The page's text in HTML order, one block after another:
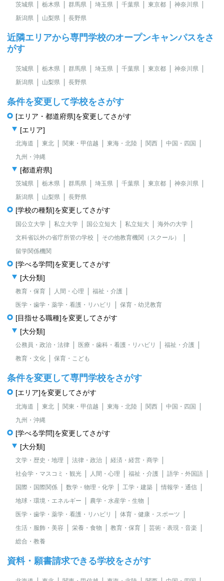
茨城県 栃木県 群馬県 埼玉県 千葉県 東京都
神奈川県
新潟県
山梨県 長野県
近隣エリアから専門学校のオープンキャンパスをさ
がす
茨城県 栃木県 群馬県 埼玉県 千葉県 東京都
神奈川県
新潟県
山梨県 長野県
条件を変更して学校をさがす
[エリア・都道府県]を変更してさがす
[エリア]
北海道 東北 関東・甲信越 東海・北陸 関西
中国・四国
九州・沖縄
[都道府県]
茨城県 栃木県 群馬県 埼玉県 千葉県 東京都
神奈川県
新潟県
山梨県 長野県
[学校の種類]を変更してさがす
国公立大学 私立大学 国公立短大 私立短大
海外の大学
文科省以外の省庁所管の学校
その他教育機関（スクール）
留学関係機関
[学べる学問]を変更してさがす
[大分類]
教育・保育 人間・心理
福祉・介護
医学・歯学・薬学・看護・リハビリ
保育・幼児教育
[目指せる職種]を変更してさがす
[大分類]
公務員・政治・法律 医療・歯科・看護・リハビリ
福祉・介護
教育・文化
保育・こども
条件を変更して専門学校をさがす
[エリア]を変更してさがす
北海道 東北 関東・甲信越 東海・北陸 関西
中国・四国
九州・沖縄
[学べる学問]を変更してさがす
[大分類]
文学・歴史・地理 法律・政治
経済・経営・商学
社会学・マスコミ・観光
人間・心理 福祉・介護
語学・外国語
国際・国際関係
数学・物理・化学 工学・建築
情報学・通信
地球・環境・エネルギー
農学・水産学・生物
医学・歯学・薬学・看護・リハビリ
体育・健康・スポーツ
生活・服飾・美容
栄養・食物 教育・保育
芸術・表現・音楽
総合・教養
資料・願書請求できる学校をさがす